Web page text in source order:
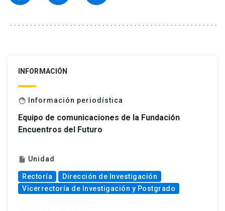
INFORMACIÓN
face Información periodística
Equipo de comunicaciones de la Fundación
Encuentros del Futuro
insert_drive_file Unidad
Rectoría
Dirección de Investigación
Vicerrectoría de Investigación y Postgrado